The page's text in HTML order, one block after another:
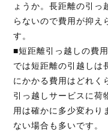
Web
※ その他のお問い
ム 」よりお願いい
ょうか。長距離の引っ
らないので費用が抑え
す。
■短距離引っ越しの費用
では短距離の引越しは
にかかる費用はどれく
引っ越しサービスに荷
用は確かに多少変わり
ない場合も多いです。